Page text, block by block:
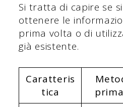
Si tratta di capire se
ottenere le
prima volta o di
già esistente.
Caratteris
tica